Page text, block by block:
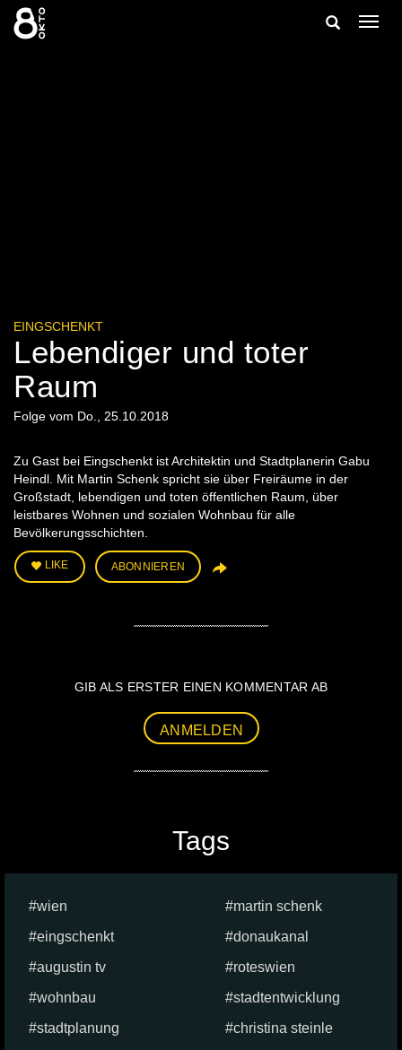
Zum
Inhalt
springen
Suche
EINGSCHENKT
Lebendiger und toter
Raum
Folge vom Do., 25.10.2018
Zu Gast bei Eingschenkt ist Architektin und Stadtplanerin Gabu
Heindl. Mit Martin Schenk spricht sie über Freiräume in der
Großstadt, lebendigen und toten öffentlichen Raum, über
leistbares Wohnen und sozialen Wohnbau für alle
Bevölkerungsschichten.
LIKE ABONNIEREN
GIB ALS ERSTER EINEN KOMMENTAR AB
ANMELDEN
Tags
wien
martin schenk
eingschenkt
donaukanal
augustin tv
roteswien
wohnbau
stadtentwicklung
stadtplanung
christina steinle